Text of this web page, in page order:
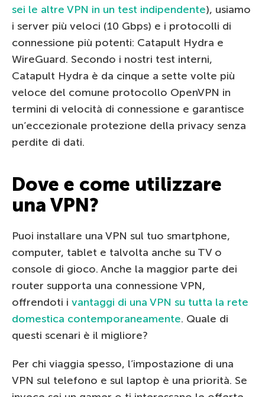
sei le altre VPN in un test indipendente), usiamo
i server più veloci (10 Gbps) e i protocolli di
connessione più potenti: Catapult Hydra e
WireGuard. Secondo i nostri test interni,
Catapult Hydra è da cinque a sette volte più
veloce del comune protocollo OpenVPN in
termini di velocità di connessione e garantisce
un’eccezionale protezione della privacy senza
perdite di dati.
Dove e come utilizzare
una VPN?
Puoi installare una VPN sul tuo smartphone,
computer, tablet e talvolta anche su TV o
console di gioco. Anche la maggior parte dei
router supporta una connessione VPN,
offrendoti i vantaggi di una VPN su tutta la rete
domestica contemporaneamente. Quale di
questi scenari è il migliore?
Per chi viaggia spesso, l’impostazione di una
VPN sul telefono e sul laptop è una priorità. Se